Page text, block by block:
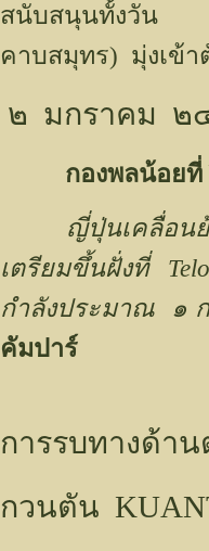
สนับสนุนทั้งวัน
คาบสมุทร) มุ่งเข้า
๒ มกราคม ๒
กองพลน้อย
ญี่ปุ่นเคลื่อน
เตรียมขึ้นฝั่งที่
กำลังประมาณ ๑
คัมปาร์
การรบทางด้า
กวนตัน